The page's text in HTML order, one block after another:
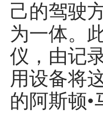
己的驾驶
为一体。
仪，由记
用设备将
的阿斯顿